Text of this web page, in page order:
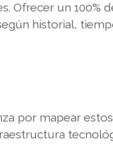
Ofrecer un 100%
historial,
por mapear